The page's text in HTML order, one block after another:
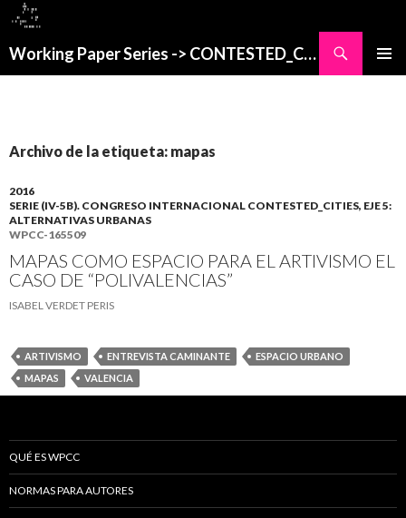
Working Paper Series -> CONTESTED_CITIES
Archivo de la etiqueta: mapas
2016
SERIE (IV-5B). CONGRESO INTERNACIONAL CONTESTED_CITIES, EJE 5:
ALTERNATIVAS URBANAS
WPCC-165509
MAPAS COMO ESPACIO PARA EL ARTIVISMO EL
CASO DE “POLIVALENCIAS”
ISABEL VERDET PERIS
ARTIVISMO ENTREVISTA CAMINANTE
ESPACIO URBANO
MAPAS
VALENCIA
QUÉ ES WPCC
NORMAS PARA AUTORES